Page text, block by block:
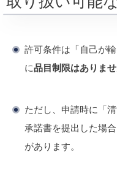
許可条件は「自己が
に品目制限はありま
ただし、申請時に「
承諾書を提出した場
があります。